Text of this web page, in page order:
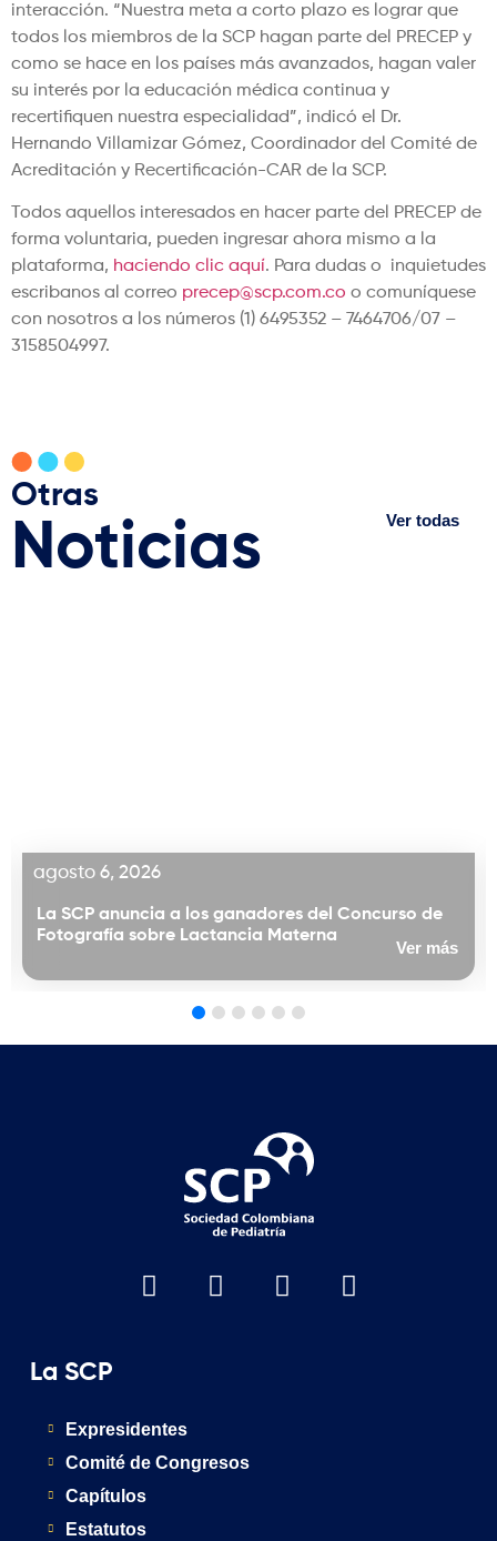
interacción. “Nuestra meta a corto plazo es lograr que
todos los miembros de la SCP hagan parte del PRECEP y
como se hace en los países más avanzados, hagan valer
su interés por la educación médica continua y
recertifiquen nuestra especialidad”, indicó el Dr.
Hernando Villamizar Gómez, Coordinador del Comité de
Acreditación y Recertificación-CAR de la SCP.
Todos aquellos interesados en hacer parte del PRECEP de
forma voluntaria, pueden ingresar ahora mismo a la
plataforma, haciendo clic aquí. Para dudas o inquietudes
escribanos al correo precep@scp.com.co o comuníquese
con nosotros a los números (1) 6495352 – 7464706/07 –
3158504997.
Otras
Noticias Ver todas
agosto 6, 2026
La SCP anuncia a los ganadores del Concurso de
Fotografía sobre Lactancia Materna
Ver más
La SCP
Expresidentes
Comité de Congresos
Capítulos
Estatutos